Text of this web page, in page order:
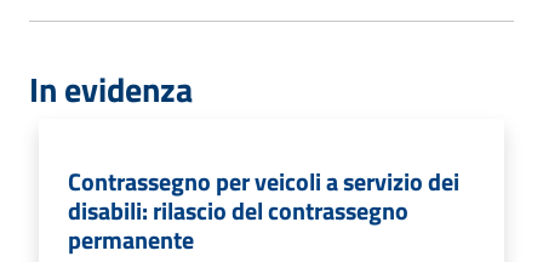
In evidenza
Contrassegno per veicoli a servizio dei
disabili: rilascio del contrassegno
permanente